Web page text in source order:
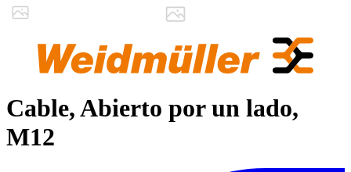
Cable, Abierto por un lado,
M12